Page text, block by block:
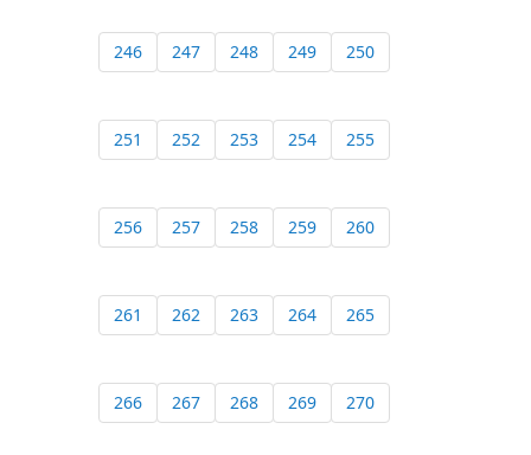
246 247 248 249 250
251 252 253 254 255
256 257 258 259 260
261 262 263 264 265
266 267 268 269 270